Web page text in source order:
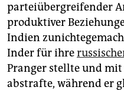
parteiübergreifender
produktiver
Indien
Inder für ihre
Pranger stellte und
abstrafte, während er